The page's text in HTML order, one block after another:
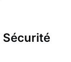
Sécurité